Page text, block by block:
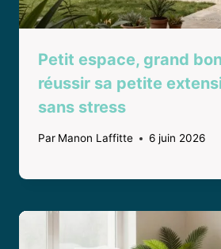
Petit espace, grand
réussir sa petite
sans stress
Par Manon Laffitte 6 juin 2026